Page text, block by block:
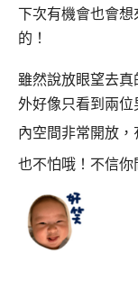
下次有機會也會
的！
雖然說放眼望去
外好像只看到兩
內空間非常開放，
也不怕哦！不信